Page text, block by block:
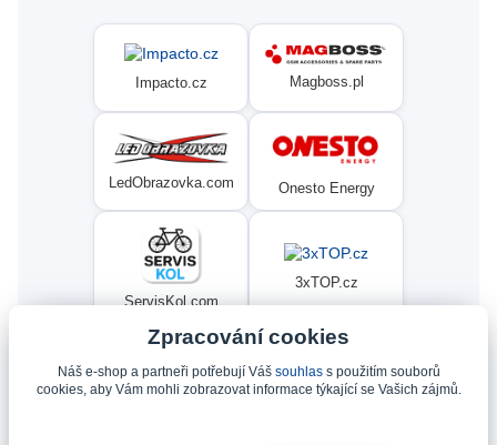
Impacto.cz Magboss.pl
LedObrazovka.com Onesto Energy
ServisKol.com
3xTOP.cz
Condat Ninex.cz
Zpracování cookies
Náš e-shop a partneři potřebují Váš souhlass použitím souborů
cookies, aby Vám mohli zobrazovat informace týkající se Vašich zájmů.